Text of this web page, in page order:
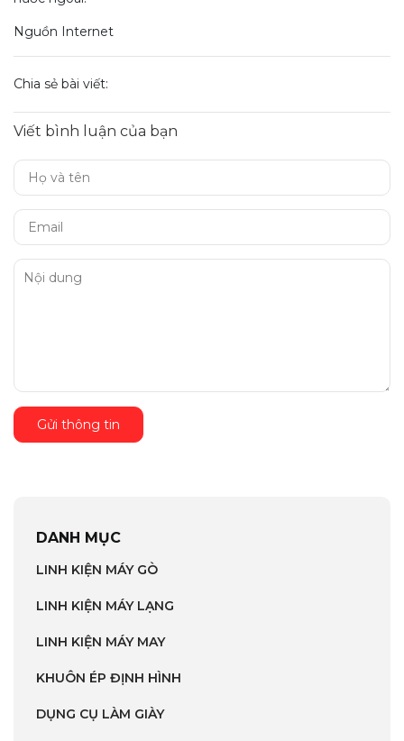
Nguồn Internet
Chia sẻ bài viết:
Viết bình luận của bạn
Gửi thông tin
DANH MỤC
LINH KIỆN MÁY GÒ
LINH KIỆN MÁY LẠNG
LINH KIỆN MÁY MAY
KHUÔN ÉP ĐỊNH HÌNH
DỤNG CỤ LÀM GIÀY